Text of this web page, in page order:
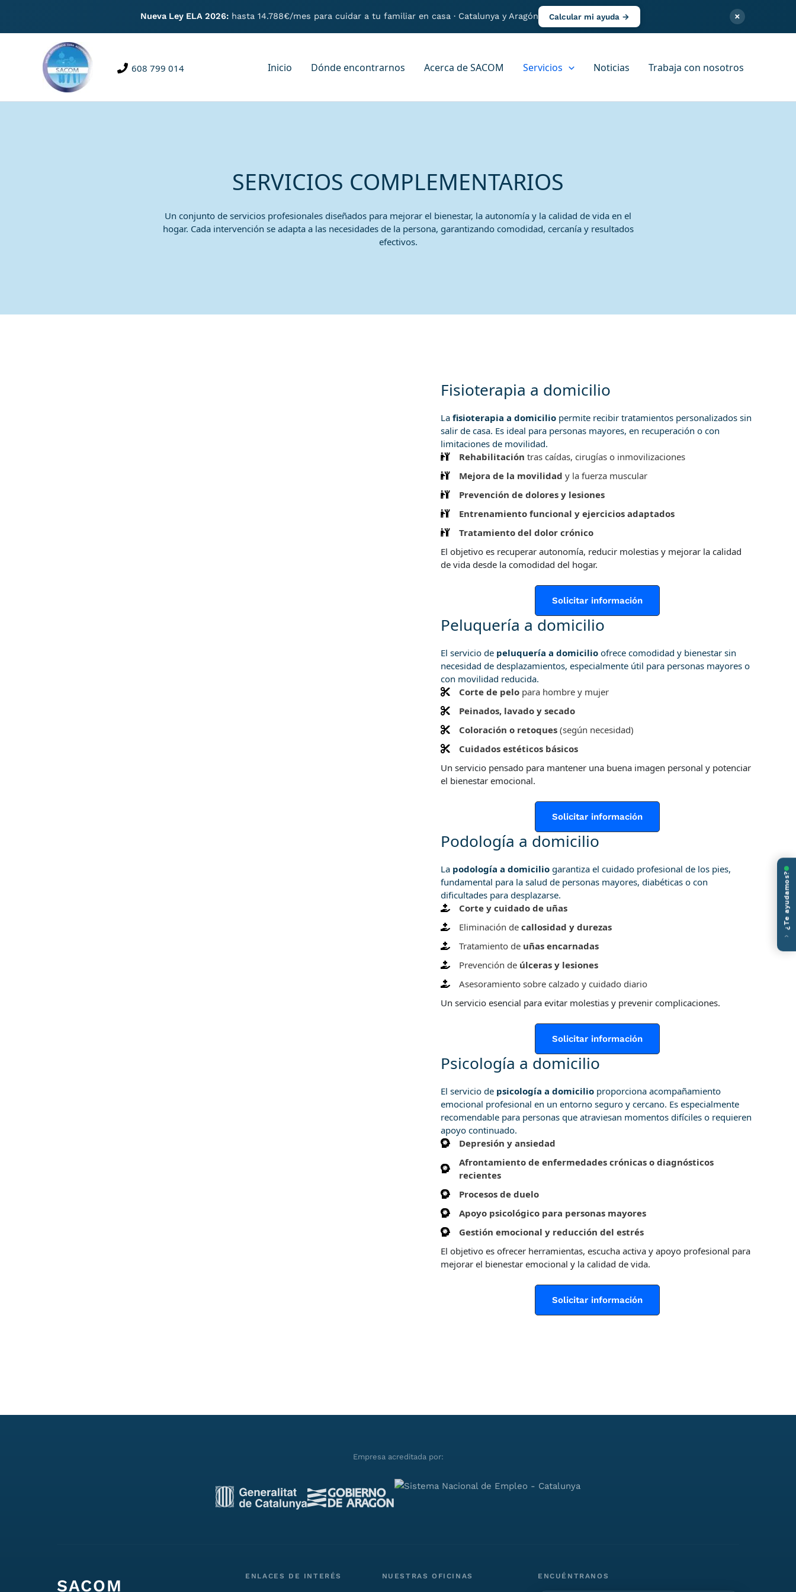
Nueva Ley ELA 2026: hasta 14.788€/mes para cuidar a tu familiar en casa · Catalunya y Aragón Calcular mi ayuda → ×
608 799 014 Inicio Dónde encontrarnos Acerca de SACOM Servicios Noticias Trabaja con nosotros
SERVICIOS COMPLEMENTARIOS
Un conjunto de servicios profesionales diseñados para mejorar el bienestar, la autonomía y la calidad de vida en el
hogar. Cada intervención se adapta a las necesidades de la persona, garantizando comodidad, cercanía y resultados
efectivos.
Fisioterapia a domicilio
La fisioterapia a domicilio permite recibir tratamientos personalizados sin
salir de casa. Es ideal para personas mayores, en recuperación o con
limitaciones de movilidad.
Rehabilitación tras caídas, cirugías o inmovilizaciones
Mejora de la movilidad y la fuerza muscular
Prevención de dolores y lesiones
Entrenamiento funcional y ejercicios adaptados
Tratamiento del dolor crónico
El objetivo es recuperar autonomía, reducir molestias y mejorar la calidad
de vida desde la comodidad del hogar.
Solicitar información
Peluquería a domicilio
El servicio de peluquería a domicilio ofrece comodidad y bienestar sin
necesidad de desplazamientos, especialmente útil para personas mayores o
con movilidad reducida.
Corte de pelo para hombre y mujer
Peinados, lavado y secado
Coloración o retoques (según necesidad)
Cuidados estéticos básicos
Un servicio pensado para mantener una buena imagen personal y potenciar
el bienestar emocional.
Solicitar información
Podología a domicilio
La podología a domicilio garantiza el cuidado profesional de los pies,
fundamental para la salud de personas mayores, diabéticas o con
dificultades para desplazarse.
Corte y cuidado de uñas
Eliminación de callosidad y durezas
Tratamiento de uñas encarnadas
Prevención de úlceras y lesiones
Asesoramiento sobre calzado y cuidado diario
Un servicio esencial para evitar molestias y prevenir complicaciones.
Solicitar información
Psicología a domicilio
El servicio de psicología a domicilio proporciona acompañamiento
emocional profesional en un entorno seguro y cercano. Es especialmente
recomendable para personas que atraviesan momentos difíciles o requieren
apoyo continuado.
Depresión y ansiedad
Afrontamiento de enfermedades crónicas o diagnósticos
recientes
Procesos de duelo
Apoyo psicológico para personas mayores
Gestión emocional y reducción del estrés
El objetivo es ofrecer herramientas, escucha activa y apoyo profesional para
mejorar el bienestar emocional y la calidad de vida.
Solicitar información
Empresa acreditada por:
SACOM ENLACES DE INTERÉS NUESTRAS OFICINAS ENCUÉNTRANOS
¿Te ayudamos?
‹